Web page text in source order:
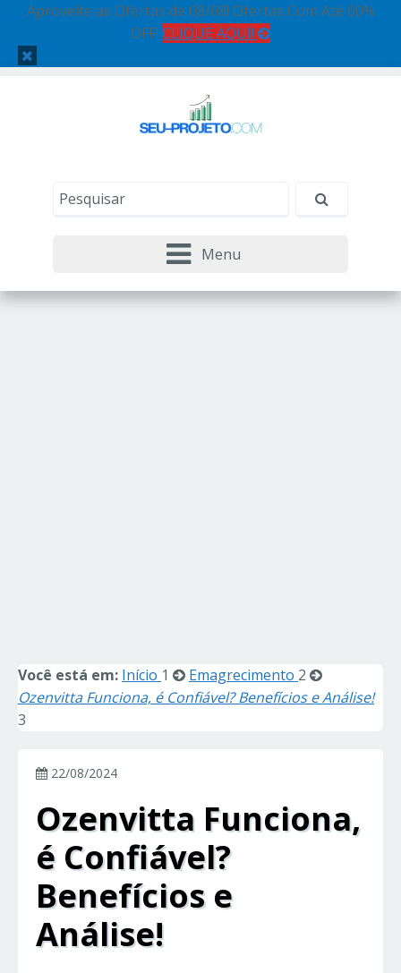
Aproveite as Ofertas de 08/08! Ofertas Com Até 60%
OFF! CLIQUE AQUI!
Menu
Você está em: Início 1 Emagrecimento 2
Ozenvitta Funciona, é Confiável? Benefícios e Análise!
3
22/08/2024
Ozenvitta Funciona,
é Confiável?
Benefícios e
Análise!